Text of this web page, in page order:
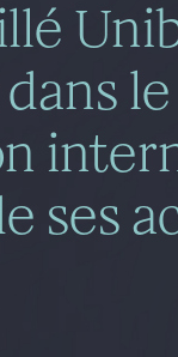
ses